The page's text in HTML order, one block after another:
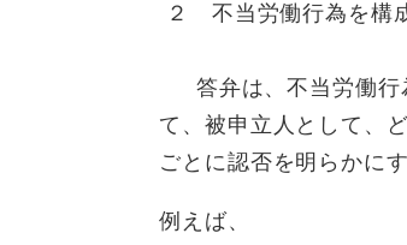
２ 不当労働
答弁は、不当労働行
て、被申立人として、
ごとに認否を明
例えば、